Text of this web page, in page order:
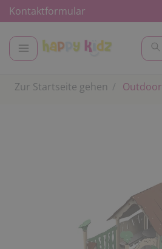
Kontaktformular
Zur Startseite gehen Outdoor